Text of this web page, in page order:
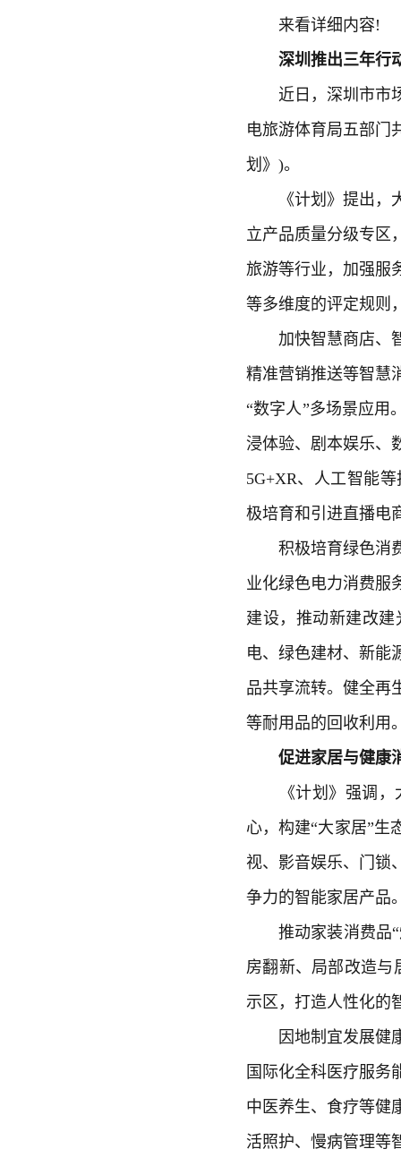
来看详细内容!
深圳推出三年行
近日，深圳市市场
电旅游体育局五部门
划》)。
《计划》提出，大
立产品质量分级专区
旅游等行业，加强服
等多维度的评定规则
加快智慧商店、智
精准营销推送等智慧
“数字人”多场景应用
浸体验、剧本娱乐、
5G+XR、人工智能
极培育和引进直播电
积极培育绿色消费
业化绿色电力消费服
建设，推动新建改
电、绿色建材、新能
品共享流转。健全再
等耐用品的回收利用
促进家居与健康
《计划》强调，大
心，构建“大家居”生
视、影音娱乐、门锁
争力的智能家居产品
推动家装消费品“
房翻新、局部改造与
示区，打造人性化的
因地制宜发展健康
国际化全科医疗服务
中医养生、食疗等健
活照护、慢病管理等